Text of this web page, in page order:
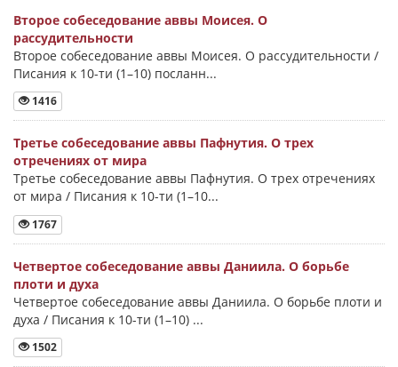
Второе собеседование аввы Моисея. О
рассудительности
Второе собеседование аввы Моисея. О рассудительности /
Писания к 10-ти (1–10) посланн...
1416
Третье собеседование аввы Пафнутия. О трех
отречениях от мира
Третье собеседование аввы Пафнутия. О трех отречениях
от мира / Писания к 10-ти (1–10...
1767
Четвертое собеседование аввы Даниила. О борьбе
плоти и духа
Четвертое собеседование аввы Даниила. О борьбе плоти и
духа / Писания к 10-ти (1–10) ...
1502